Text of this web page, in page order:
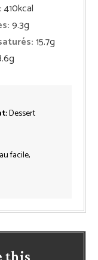
410kcal
9.3g
15.7g
g
Dessert
facile,
this